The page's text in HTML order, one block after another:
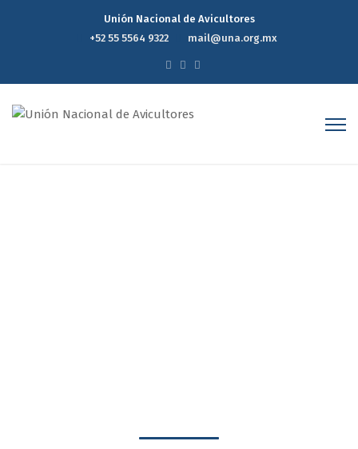
Unión Nacional de Avicultores
+52 55 5564 9322
mail@una.org.mx